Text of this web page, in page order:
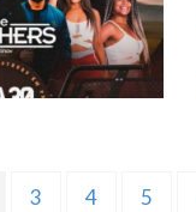
3 4 5